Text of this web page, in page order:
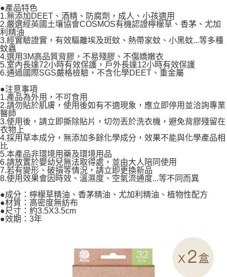
２．關於個人資料處理事宜，請瀏覽以下網址：
https://aftee.tw/terms/#terms3
３．未成年的使用者請事先徵得法定代理人或監護人之同意方可使用
「AFTEE先享後付」，若未經同意申辦者引起之損失，本公司不負相關責
任。
４．使用「AFTEE先享後付」時，將依據個別帳號之用戶狀況，依本公司即
時審查核予不同之上限額度；若仍有額度不足之情形，本公司將視審查結果
請求用戶進行身份認證。
５．嚴禁一人註冊多個帳號或使用他人資訊註冊。若發現惡意使用之情形，
恩沛科技股份有限公司將有權停止該用戶之使用額度並採取法律行動。
●產品特色
1.無添加DEET、酒精、防腐劑，成人、小孩適用
2.嚴選經英國土壤協會COSMOS有機認證檸檬草、香茅、尤加
利精油
3.經實驗證實，有效驅離埃及斑蚊、熱帶家蚊、小黑蚊...等多種
蚊蟲
4.選用3M高品質背膠，不易殘膠、不傷嬌嫩衣
5.室內長達72小時有效保護，戶外長達12小時有效保護
6.通過國際SGS嚴格檢驗，不含化學DEET、重金屬
●注意事項
1.產品為外用，不可食用
2.請勿貼於肌膚，使用後如有不適現象，應立即停用並洽詢專業
醫師
3.使用後，請立即撕除貼片，切勿丟於洗衣機，避免背膠殘留在
衣物上
4.採用草本成分，無添加多餘化學成分，效果不能與化學產品相
比
5.本產品非環境用藥及環境用品
6.請放置於嬰幼兒無法取得處，並由大人陪同使用
7.若有變形、破損等情況，請立即更換新品
8.使用效果會因時效、溫濕度、空氣流通度...等不同而異
●成分：檸檬草精油、香茅精油、尤加利精油、植物性配方
●材質：高密度無紡布
●尺寸：約3.5X3.5cm
●效期：3年